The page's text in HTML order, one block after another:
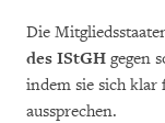
Die
des IStGH gegen
indem sie sich klar
aussprechen.